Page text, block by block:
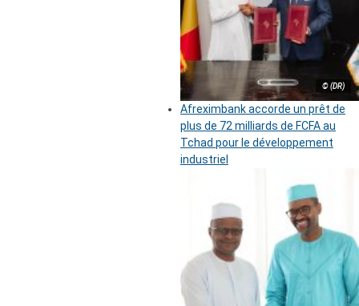
© (DR)
Afreximbank accorde un prêt de
plus de 72 milliards de FCFA au
Tchad pour le développement
industriel